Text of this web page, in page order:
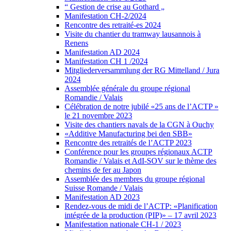
“ Gestion de crise au Gothard „
Manifestation CH-2/2024
Rencontre des retraité-es 2024
Visite du chantier du tramway lausannois à
Renens
Manifestation AD 2024
Manifestation CH 1 /2024
Mitgliederversammlung der RG Mittelland / Jura
2024
Assemblée générale du groupe régional
Romandie / Valais
Célébration de notre jubilé «25 ans de l’ACTP »
le 21 novembre 2023
Visite des chantiers navals de la CGN à Ouchy
«Additive Manufacturing bei den SBB»
Rencontre des retraités de l’ACTP 2023
Conférence pour les groupes régionaux ACTP
Romandie / Valais et AdI-SOV sur le thème des
chemins de fer au Japon
Assemblée des membres du groupe régional
Suisse Romande / Valais
Manifestation AD 2023
Rendez-vous de midi de l’ACTP: «Planification
intégrée de la production (PIP)» – 17 avril 2023
Manifestation nationale CH-1 / 2023